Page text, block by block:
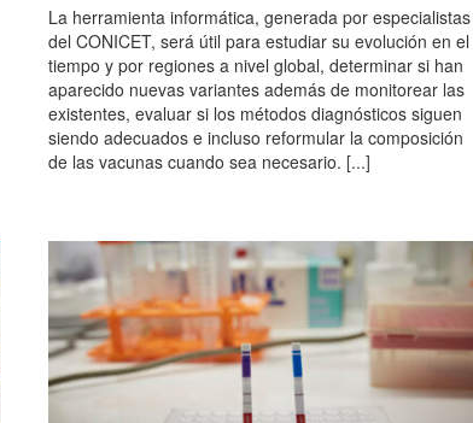
La herramienta informática, generada por especialistas
del CONICET, será útil para estudiar su evolución en el
tiempo y por regiones a nivel global, determinar si han
aparecido nuevas variantes además de monitorear las
existentes, evaluar si los métodos diagnósticos siguen
siendo adecuados e incluso reformular la composición
de las vacunas cuando sea necesario. [...]